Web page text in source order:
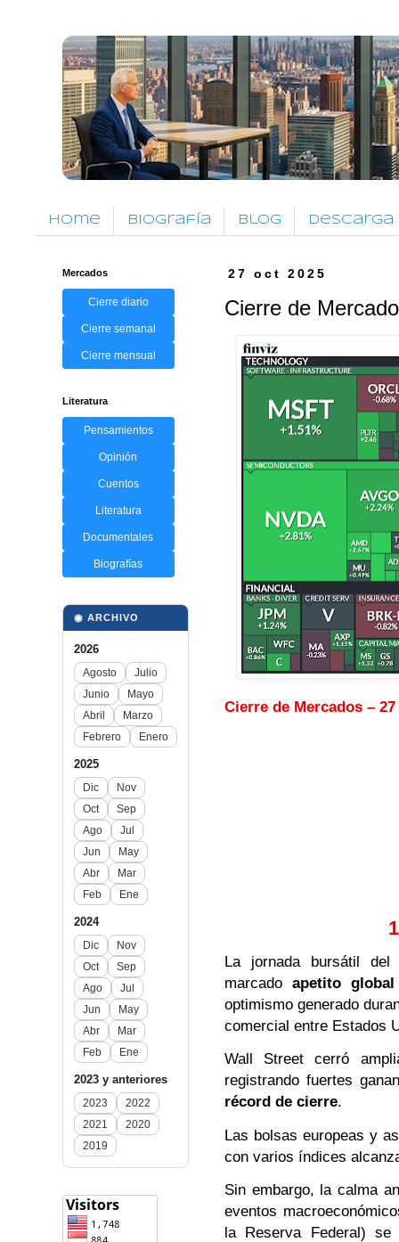
Home Biografía Blog Descarga
27 oct 2025
Cierre de
Cierre de Mercados –
La jornada bursátil
marcado apetito
optimismo generado
comercial entre Estados
Wall Street cerró
registrando fuertes
récord de cierre.
Las bolsas europeas y
con varios índices
Sin embargo, la calma
eventos
la Reserva Federal)
Mercados
Cierre diario
Cierre semanal
Cierre mensual
Literatura
Pensamientos
Opinión
Cuentos
Literatura
Documentales
Biografías
◉ ARCHIVO
2026
Agosto
Julio
Junio
Mayo
Abril
Marzo
Febrero
Enero
2025
Dic
Nov
Oct
Sep
Ago
Jul
Jun
May
Abr
Mar
Feb
Ene
2024
Dic
Nov
Oct
Sep
Ago
Jul
Jun
May
Abr
Mar
Feb
Ene
2023 y anteriores
2023
2022
2021
2020
2019